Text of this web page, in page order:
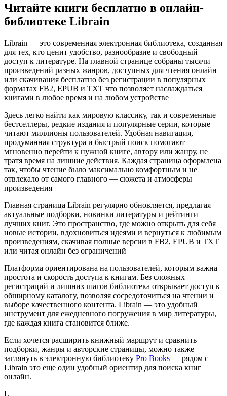
Читайте книги бесплатно в онлайн-
библиотеке Librain
Librain — это современная электронная библиотека, созданная
для тех, кто ценит удобство, разнообразие и свободный
доступ к литературе. На главной странице собраны тысячи
произведений разных жанров, доступных для чтения онлайн
или скачивания бесплатно без регистрации в популярных
форматах FB2, EPUB и TXT что позволяет наслаждаться
книгами в любое время и на любом устройстве
Здесь легко найти как мировую классику, так и современные
бестселлеры, редкие издания и популярные серии, которые
читают миллионы пользователей. Удобная навигация,
продуманная структура и быстрый поиск помогают
мгновенно перейти к нужной книге, автору или жанру, не
тратя время на лишние действия. Каждая страница оформлена
так, чтобы чтение было максимально комфортным и не
отвлекало от самого главного — сюжета и атмосферы
произведения
Главная страница Librain регулярно обновляется, предлагая
актуальные подборки, новинки литературы и рейтинги
лучших книг. Это пространство, где можно открыть для себя
новые истории, вдохновиться идеями и вернуться к любимым
произведениям, скачивая полные версии в FB2, EPUB и TXT
или читая онлайн без ограничений
Платформа ориентирована на пользователей, которым важна
простота и скорость доступа к книгам. Без сложных
регистраций и лишних шагов библиотека открывает доступ к
обширному каталогу, позволяя сосредоточиться на чтении и
выборе качественного контента. Librain — это удобный
инструмент для ежедневного погружения в мир литературы,
где каждая книга становится ближе.
Если хочется расширить книжный маршрут и сравнить
подборки, жанры и авторские страницы, можно также
заглянуть в электронную библиотеку Pro Books — рядом с
Librain это еще один удобный ориентир для поиска книг
онлайн.
L